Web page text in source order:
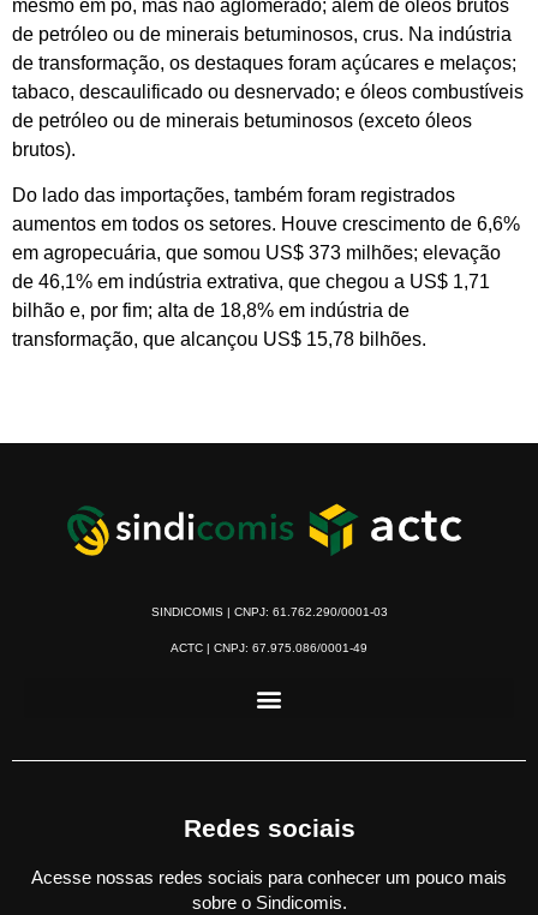
mesmo em pó, mas não aglomerado; além de óleos brutos
de petróleo ou de minerais betuminosos, crus. Na indústria
de transformação, os destaques foram açúcares e melaços;
tabaco, descaulificado ou desnervado; e óleos combustíveis
de petróleo ou de minerais betuminosos (exceto óleos
brutos).
Do lado das importações, também foram registrados
aumentos em todos os setores. Houve crescimento de 6,6%
em agropecuária, que somou US$ 373 milhões; elevação
de 46,1% em indústria extrativa, que chegou a US$ 1,71
bilhão e, por fim; alta de 18,8% em indústria de
transformação, que alcançou US$ 15,78 bilhões.
SINDICOMIS | CNPJ: 61.762.290/0001-03
ACTC | CNPJ: 67.975.086/0001-49
Redes sociais
Acesse nossas redes sociais para conhecer um pouco mais
sobre o Sindicomis.